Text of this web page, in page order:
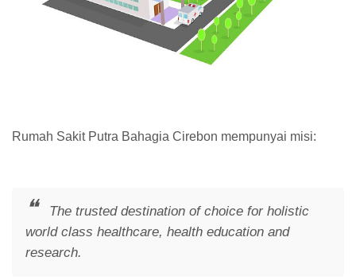
Rumah Sakit Putra Bahagia Cirebon mempunyai misi:
The trusted destination of choice for holistic
world class healthcare, health education and
research.